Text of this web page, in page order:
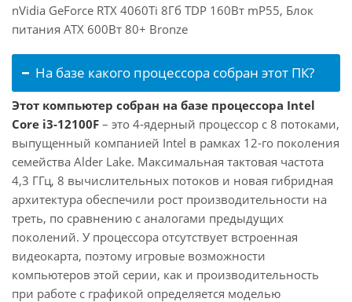
nVidia GeForce RTX 4060Ti 8Гб TDP 160Вт mP55, Блок
питания ATX 600Вт 80+ Bronze
На базе какого процессора собран этот ПК?
Этот компьютер собран на базе процессора Intel
Core i3-12100F – это 4-ядерный процессор с 8 потоками,
выпущенный компанией Intel в рамках 12-го поколения
семейства Alder Lake. Максимальная тактовая частота
4,3 ГГц, 8 вычислительных потоков и новая гибридная
архитектура обеспечили рост производительности на
треть, по сравнению с аналогами предыдущих
поколений. У процессора отсутствует встроенная
видеокарта, поэтому игровые возможности
компьютеров этой серии, как и производительность
при работе с графикой определяется моделью